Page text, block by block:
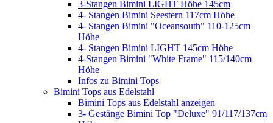
3-Stangen Bimini LIGHT Höhe 145cm
4- Stangen Bimini Seestern 117cm Höhe
4- Stangen Bimini "Oceansouth" 110-125cm
Höhe
4- Stangen Bimini LIGHT 145cm Höhe
4-Stangen Bimini "White Frame" 115/140cm
Höhe
Infos zu Bimini Tops
Bimini Tops aus Edelstahl
Bimini Tops aus Edelstahl anzeigen
3- Gestänge Bimini Top "Deluxe" 91/117/137cm